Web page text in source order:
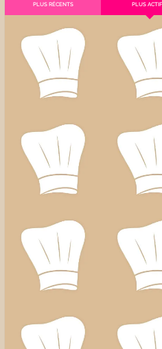
PLUS RÉCENTS PLUS